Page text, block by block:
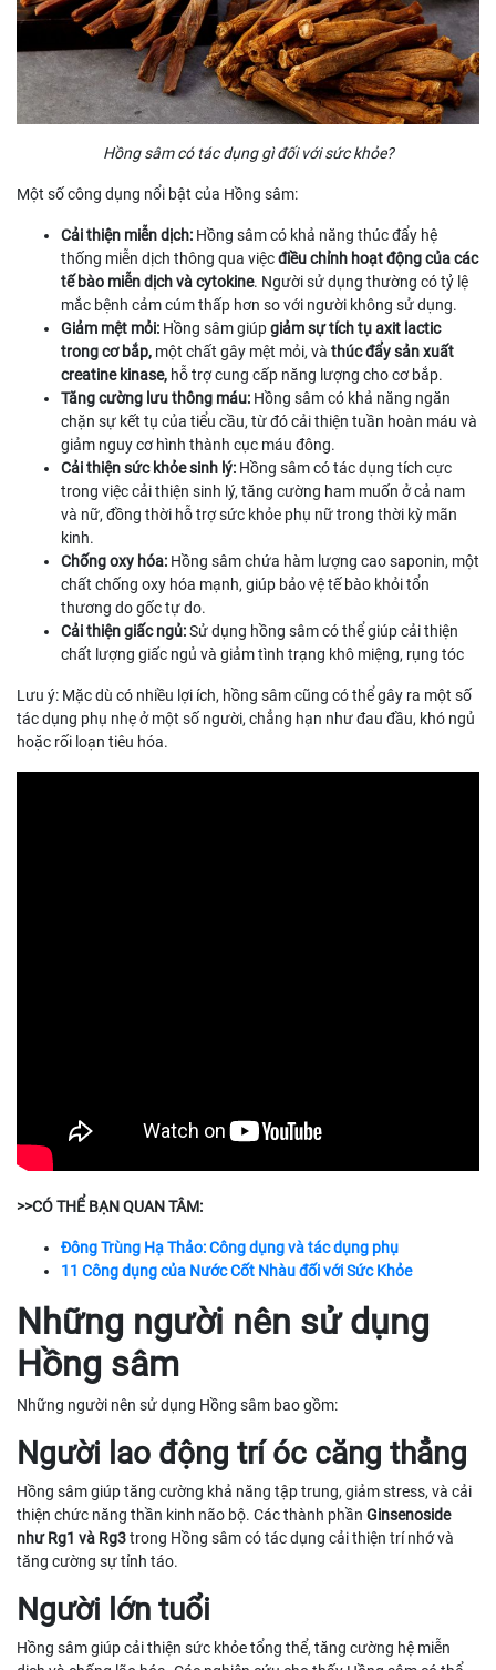
Hồng sâm có tác dụng gì đối với sức khỏe?
Một số công dụng nổi bật của Hồng sâm:
Cải thiện miễn dịch: Hồng sâm có khả năng thúc đẩy hệ
thống miễn dịch thông qua việcđiều chỉnh hoạt động của các
tế bào miễn dịch và cytokine. Người sử dụng thường có tỷ lệ
mắc bệnh cảm cúm thấp hơn so với người không sử dụng.
Giảm mệt mỏi: Hồng sâm giúpgiảm sự tích tụ axit lactic
trong cơ bắp, một chất gây mệt mỏi, và thúc đẩy sản xuất
creatine kinase, hỗ trợ cung cấp năng lượng cho cơ bắp.
Tăng cường lưu thông máu: Hồng sâm có khả năng ngăn
chặn sự kết tụ của tiểu cầu, từ đó cải thiện tuần hoàn máu và
giảm nguy cơ hình thành cục máu đông.
Cải thiện sức khỏe sinh lý: Hồng sâm có tác dụng tích cực
trong việc cải thiện sinh lý, tăng cường ham muốn ở cả nam
và nữ, đồng thời hỗ trợ sức khỏe phụ nữ trong thời kỳ mãn
kinh.
Chống oxy hóa: Hồng sâm chứa hàm lượng cao saponin, một
chất chống oxy hóa mạnh, giúp bảo vệ tế bào khỏi tổn
thương do gốc tự do.
Cải thiện giấc ngủ:Sử dụng hồng sâm có thể giúp cải thiện
chất lượng giấc ngủ và giảm tình trạng khô miệng, rụng tóc
Lưu ý: Mặc dù có nhiều lợi ích, hồng sâm cũng có thể gây ra một số
tác dụng phụ nhẹ ở một số người, chẳng hạn như đau đầu, khó ngủ
hoặc rối loạn tiêu hóa.
>>CÓ THỂ BẠN QUAN TÂM:
Đông Trùng Hạ Thảo: Công dụng và tác dụng phụ
11 Công dụng của Nước Cốt Nhàu đối với Sức Khỏe
Những người nên sử dụng
Hồng sâm
Những người nên sử dụng Hồng sâm bao gồm:
Người lao động trí óc căng thẳng
Hồng sâm giúp tăng cường khả năng tập trung, giảm stress, và cải
thiện chức năng thần kinh não bộ. Các thành phần Ginsenoside
như Rg1 và Rg3trong Hồng sâm có tác dụng cải thiện trí nhớ và
tăng cường sự tỉnh táo.
Người lớn tuổi
Hồng sâm giúp cải thiện sức khỏe tổng thể, tăng cường hệ miễn